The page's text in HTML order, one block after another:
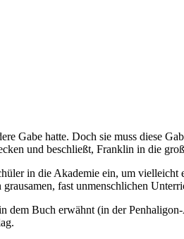
Gabe hatte. Doch sie muss diese
und beschließt, Franklin in die
in die Akademie ein, um
fast unmenschlichen
Buch erwähnt (in der